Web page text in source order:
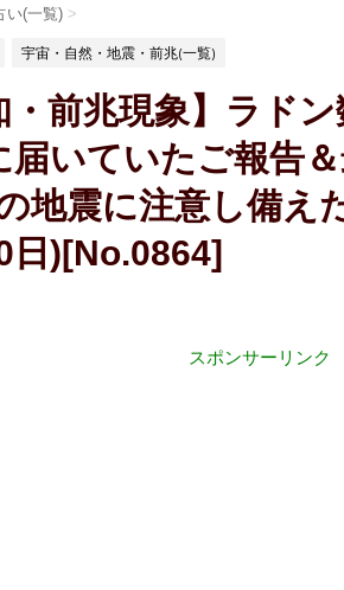
い(一覧) >
宇宙・自然・地震・前兆(一覧)
・前兆現象】ラド
届いていたご報告
地震に注意し備え
日)[No.0864]
スポンサーリンク